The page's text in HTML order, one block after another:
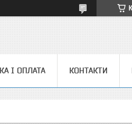
І ОПЛАТА КОНТАКТИ